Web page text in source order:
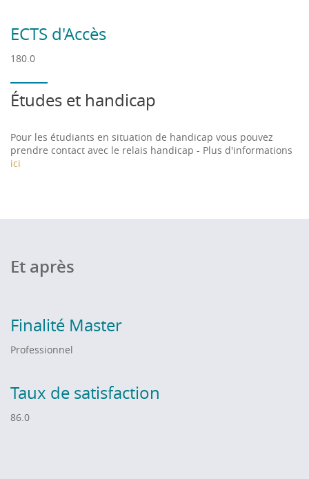
ECTS d'Accès
180.0
Études et handicap
Pour les étudiants en situation de handicap vous pouvez
prendre contact avec le relais handicap - Plus d'informations
ici
Et après
Finalité Master
Professionnel
Taux de satisfaction
86.0